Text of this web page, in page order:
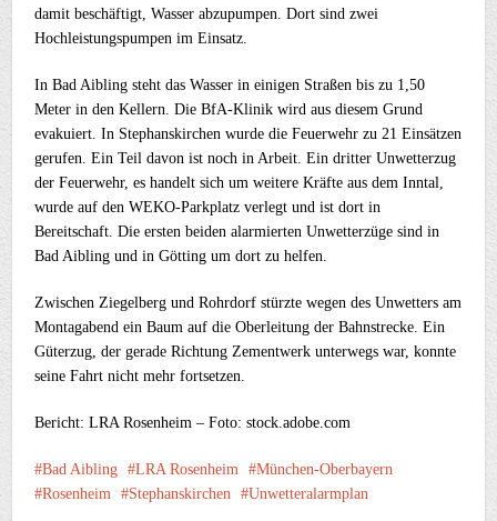
damit beschäftigt, Wasser abzupumpen. Dort sind zwei
Hochleistungspumpen im Einsatz.
In Bad Aibling steht das Wasser in einigen Straßen bis zu 1,50
Meter in den Kellern. Die BfA-Klinik wird aus diesem Grund
evakuiert. In Stephanskirchen wurde die Feuerwehr zu 21 Einsätzen
gerufen. Ein Teil davon ist noch in Arbeit. Ein dritter Unwetterzug
der Feuerwehr, es handelt sich um weitere Kräfte aus dem Inntal,
wurde auf den WEKO-Parkplatz verlegt und ist dort in
Bereitschaft. Die ersten beiden alarmierten Unwetterzüge sind in
Bad Aibling und in Götting um dort zu helfen.
Zwischen Ziegelberg und Rohrdorf stürzte wegen des Unwetters am
Montagabend ein Baum auf die Oberleitung der Bahnstrecke. Ein
Güterzug, der gerade Richtung Zementwerk unterwegs war, konnte
seine Fahrt nicht mehr fortsetzen.
Bericht: LRA Rosenheim – Foto: stock.adobe.com
Bad Aibling LRA Rosenheim
München-Oberbayern
Rosenheim
Stephanskirchen Unwetteralarmplan